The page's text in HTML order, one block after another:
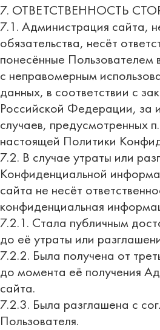
7. ОТВЕТСТВЕННОСТЬ
7.1. Администрация сайта,
обязательства, несёт
понесённые Пользователем
с неправомерным
данных, в соответствии с
Российской Федерации, за
случаев, предусмотренных
настоящей Политики
7.2. В случае утраты или
Конфиденциальной
сайта не несёт
конфиденциальная
7.2.1. Стала публичным
до её утраты или
7.2.2. Была получена от
до момента её получения
сайта.
7.2.3. Была разглашена с
Пользователя.